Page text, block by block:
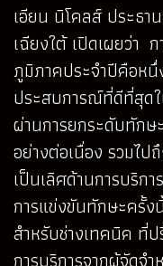
เอียน นิโคลส์ ประธา
เฉียงใต้ เปิดเผยว่า
ภูมิภาคประจำปีคือหนึ่
ประสบการณ์ที่ดีที่สุด
ผ่านการยกระดับทักษ
อย่างต่อเนื่อง รวมไ
เป็นเลิศด้านการบริก
การแข่งขันทักษะครั้ง
สำหรับช่างเทคนิค ที่